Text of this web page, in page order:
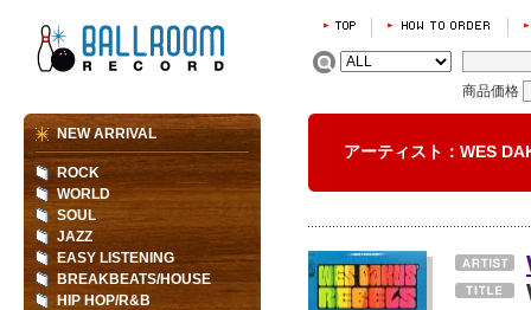
商品価格
アーティスト：WES
NEW ARRIVAL
ROCK
WORLD
SOUL
JAZZ
EASY LISTENING
BREAKBEATS/HOUSE
HIP HOP/R&B